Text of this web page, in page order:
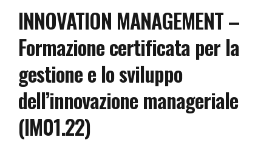
INNOVATION MANAGEMENT –
Formazione certificata per la
gestione e lo sviluppo
dell’innovazione manageriale
(IM01.22)